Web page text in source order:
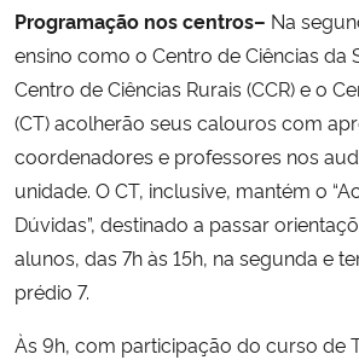
Programação nos centros– Na
ensino como o Centro de Ciências da
Centro de Ciências Rurais (CCR) e o
(CT) acolherão seus calouros com
coordenadores e professores nos
unidade. O CT, inclusive, mantém o
Dúvidas”, destinado a passar
alunos, das 7h às 15h, na segunda e
prédio 7.
Às 9h, com participação do curso de